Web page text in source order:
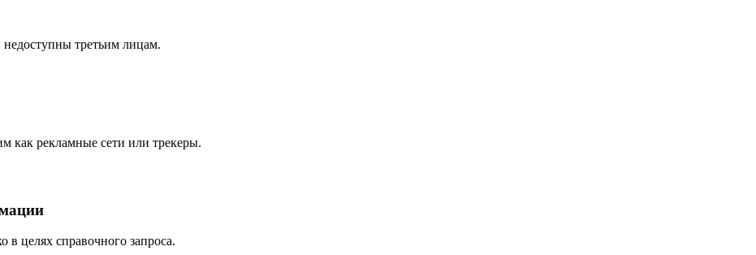
третьим лицам.
как рекламные сети или трекеры.
в целях справочного запроса.